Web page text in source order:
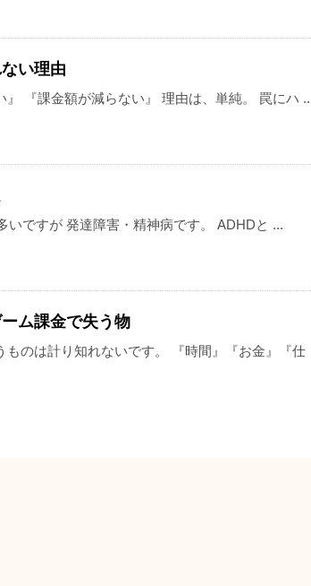
い理由
『課金額が減らない』 理由は、単純。 罠にハ
いですが 発達障害・精神病です。 ADHDと ...
ム課金で失う物
のは計り知れないです。 『時間』『お金』『仕